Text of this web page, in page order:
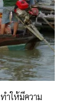
ำให้มีความ